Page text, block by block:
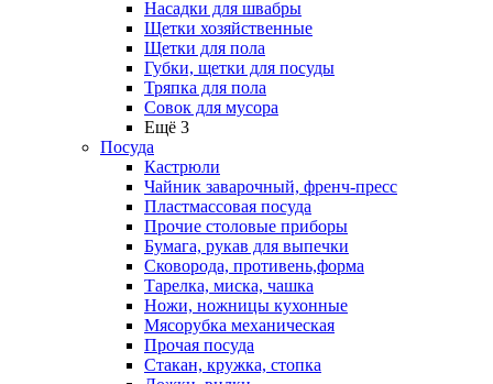
Насадки для швабры
Щетки хозяйственные
Щетки для пола
Губки, щетки для посуды
Тряпка для пола
Совок для мусора
Ещё 3
Посуда
Кастрюли
Чайник заварочный, френч-пресс
Пластмассовая посуда
Прочие столовые приборы
Бумага, рукав для выпечки
Сковорода, противень,форма
Тарелка, миска, чашка
Ножи, ножницы кухонные
Мясорубка механическая
Прочая посуда
Стакан, кружка, стопка